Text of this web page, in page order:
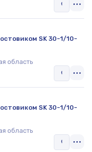
SK 30-1/10-
область
SK 30-1/10-
область